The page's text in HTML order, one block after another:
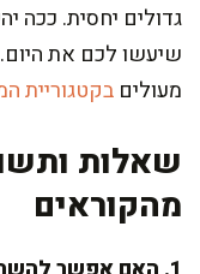
גדולים יחסית. ככה
שיעשו לכם את היום.
מעולים בקטגוריית
שאלות
מהקוראים